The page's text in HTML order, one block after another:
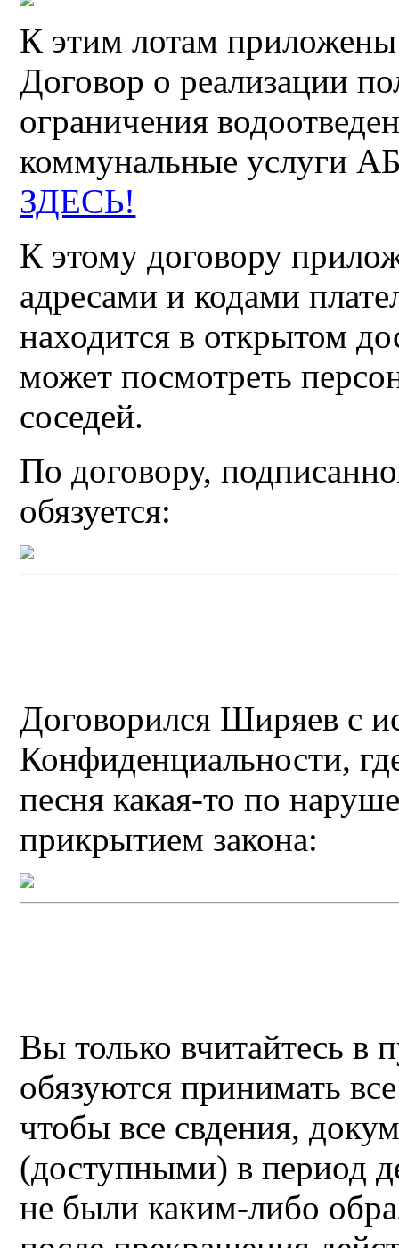
К этим лотам
Договор о реализации
ограничения
коммунальные услуги
ЗДЕСЬ!
К этому договору
адресами и кодами
находится в открытом
может посмотреть
соседей.
По договору,
обязуется:
Договорился Ширяев с
Конфиденциальности,
песня какая-то по
прикрытием закона:
Вы только вчитайтесь в
обязуются принимать
чтобы все свдения,
(доступными) в период
не были каким-либо